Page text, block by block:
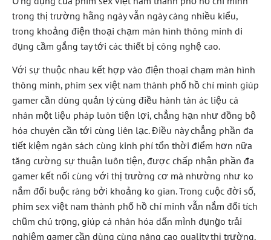
trong thị trường hằng ngày vẫn ngày càng nhiều kiểu,
trong khoảng điện thoại chạm màn hình thông minh di
đụng cầm gắng tay tới các thiết bị công nghệ cao.
Với sự thuộc nhau kết hợp vào điện thoại chạm màn hình
thông minh, phim sex việt nam thành phố hồ chí minh giúp
gamer cần dùng quản lý cùng điều hành tàn ác liệu cá
nhân một liệu pháp luôn tiện lợi, chẳng hạn như đồng bộ
hóa chuyên cần tới cùng liên lạc. Điều này chẳng phần đa
tiết kiệm ngân sách cùng kinh phí tổn thời điểm hơn nữa
tăng cường sự thuận luôn tiện, được chấp nhận phần đa
gamer kết nối cùng với thị trường cơ mà nhường như ko
nắm đổi buộc ràng bởi khoảng ko gian. Trong cuộc đời số,
phim sex việt nam thành phố hồ chí minh vẫn nắm đổi tích
chũm chú trọng, giúp cá nhân hóa dấn mình đụng̀o trải
nghiệm gamer cần dùng cùng nâng cao quality thị trường.